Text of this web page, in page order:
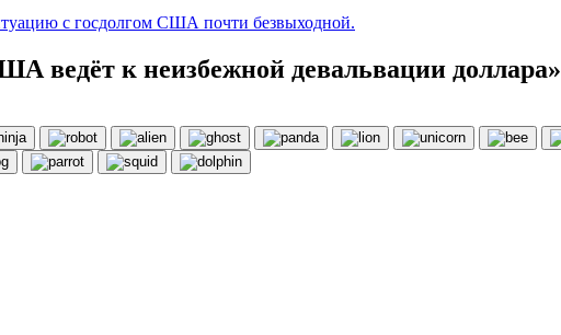
с госдолгом США почти безвыходной.
ведёт к неизбежной девальвации доллара»